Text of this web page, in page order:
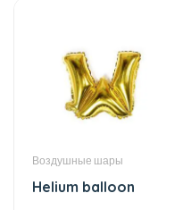
Воздушные шары
12 AZN